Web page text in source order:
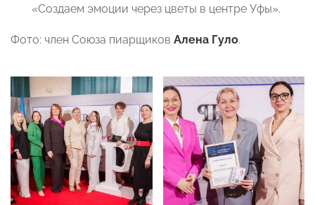
«Создаем эмоции через цветы в центре Уфы».
Фото: член Союза пиарщиков Алена Гуло.